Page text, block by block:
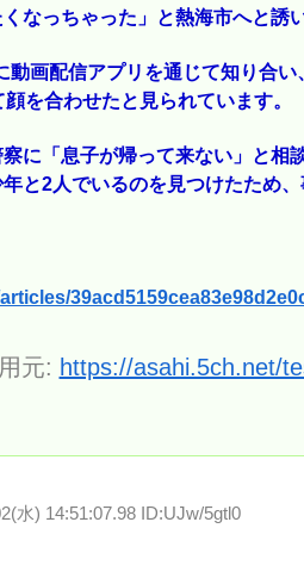
なっちゃった」と熱海市へと誘
動画配信アプリを通じて知り合
を合わせたと見られています。
に「息子が帰って来ない」と相
と2人でいるのを見つけたため
元: https://asahi.5ch.net/
水) 14:51:07.98 ID:UJw/5gtl0